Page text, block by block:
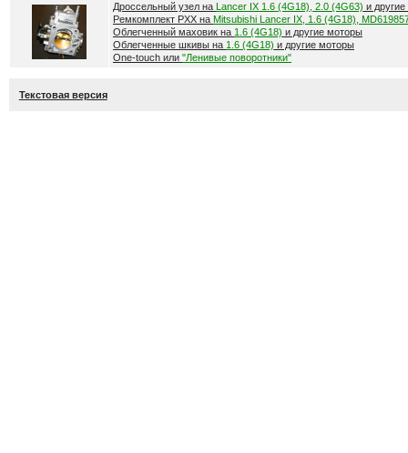
Дроссельный узел на Lancer IX 1.6 (4G18), 2.0 (4G63) и
Ремкомплект РХХ на Mitsubishi Lancer IX, 1.6 (4G18),
Облегченный маховик на 1.6 (4G18) и другие моторы
Облегченные шкивы на 1.6 (4G18) и другие моторы
One-touch или "Ленивые поворотники"
Текстовая версия